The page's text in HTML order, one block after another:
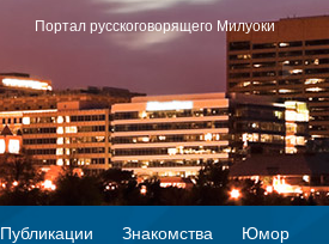
Портал русскоговорящего Милуоки
▶
Публикации Знакомства Юмор